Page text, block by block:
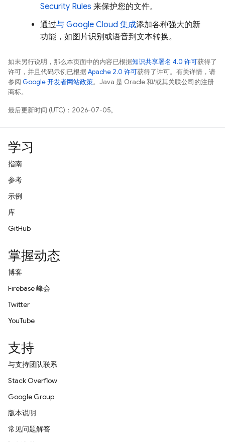
Security Rules 来保护您的文件。
通过与 Google Cloud 集成添加各种强大的新
功能，如图片识别或语音到文本转换。
如未另行说明，那么本页面中的内容已根据知识共享署名 4.0 许可获得了
许可，并且代码示例已根据Apache 2.0 许可获得了许可。有关详情，请
参阅 Google 开发者网站政策。Java 是 Oracle 和/或其关联公司的注册
商标。
最后更新时间 (UTC)：2026-07-05。
学习
指南
参考
示例
库
GitHub
掌握动态
博客
Firebase 峰会
Twitter
YouTube
支持
与支持团队联系
Stack Overflow
Google Group
版本说明
常见问题解答